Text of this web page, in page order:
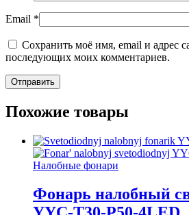
Email *
Сохранить моё имя, email и адрес
последующих моих комментариев.
Похожие товары
Налобные фонари
Фонарь налобный